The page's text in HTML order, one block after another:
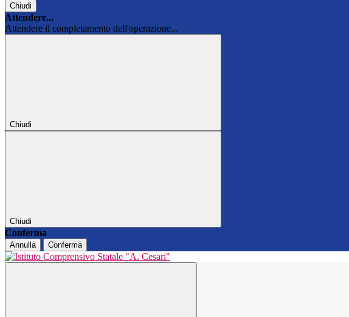
Chiudi
Attendere...
Attendere il completamento dell'operazione...
Chiudi
Chiudi
Conferma
Annulla Conferma